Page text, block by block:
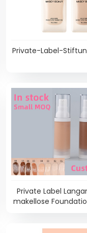
Private-Label-
Private Label
makellose